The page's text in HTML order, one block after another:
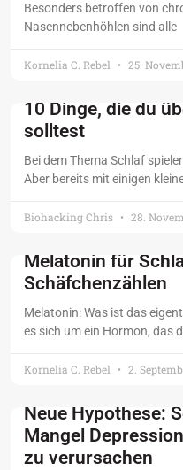
Besonders betroffen von
Nasennebenhöhlen sind alle
Kornelia C. Rebel 25.
10 Dinge, die du
solltest
Bei dem Thema Schlaf
Aber bereits mit einigen
Biohacking Chris 28.
Melatonin für
Schäfchenzählen
Melatonin: Was ist das
es sich um ein Hormon, das
Kornelia C. Rebel 2.
Neue Hypothese:
Mangel
zu verursachen